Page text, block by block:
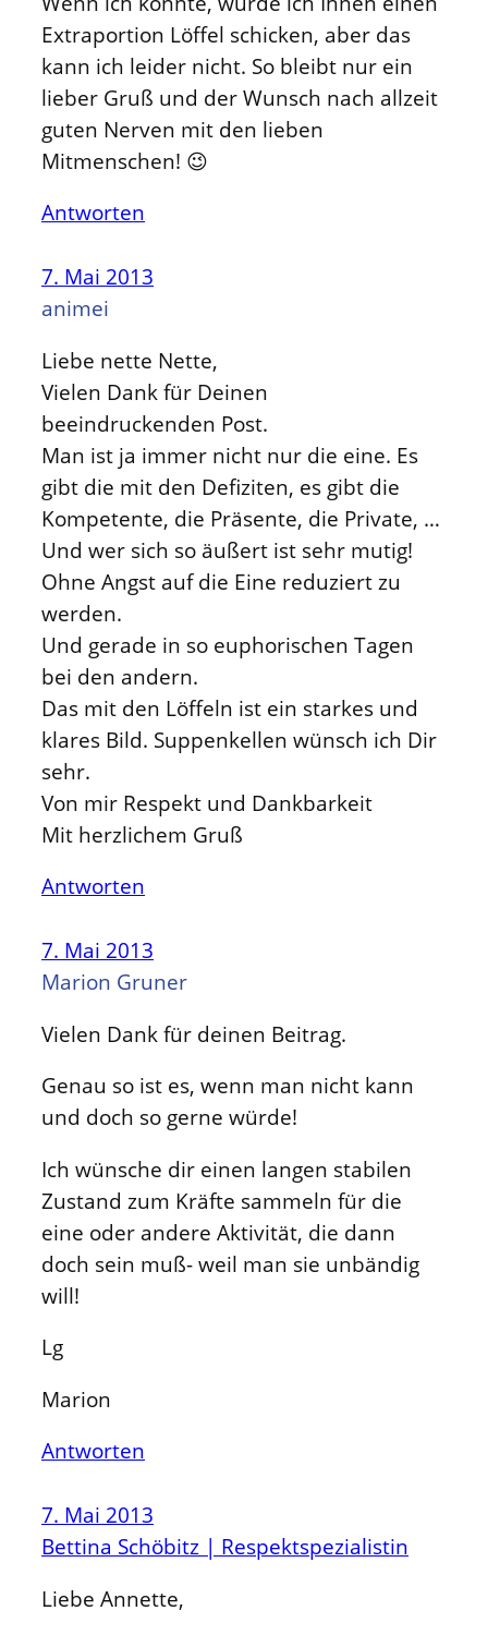
Extraportion Löffel schicken, aber das
kann ich leider nicht. So bleibt nur ein
lieber Gruß und der Wunsch nach allzeit
guten Nerven mit den lieben
Mitmenschen! 😉
Antworten
7. Mai 2013
animei
Liebe nette Nette,
Vielen Dank für Deinen
beeindruckenden Post.
Man ist ja immer nicht nur die eine. Es
gibt die mit den Defiziten, es gibt die
Kompetente, die Präsente, die Private, …
Und wer sich so äußert ist sehr mutig!
Ohne Angst auf die Eine reduziert zu
werden.
Und gerade in so euphorischen Tagen
bei den andern.
Das mit den Löffeln ist ein starkes und
klares Bild. Suppenkellen wünsch ich Dir
sehr.
Von mir Respekt und Dankbarkeit
Mit herzlichem Gruß
Antworten
7. Mai 2013
Marion Gruner
Vielen Dank für deinen Beitrag.
Genau so ist es, wenn man nicht kann
und doch so gerne würde!
Ich wünsche dir einen langen stabilen
Zustand zum Kräfte sammeln für die
eine oder andere Aktivität, die dann
doch sein muß- weil man sie unbändig
will!
Lg
Marion
Antworten
7. Mai 2013
Bettina Schöbitz | Respektspezialistin
Liebe Annette,